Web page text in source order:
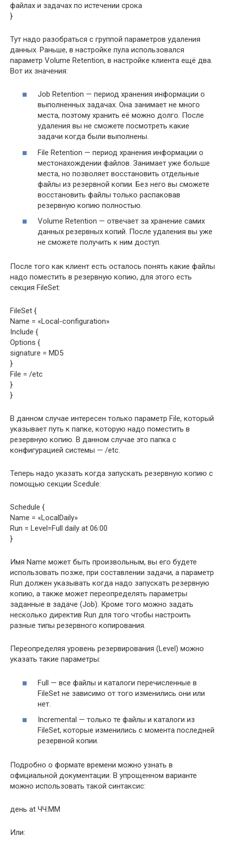
файлах и задачах по истечении срока
}
Тут надо разобраться с группой параметров удаления
данных. Раньше, в настройке пула использовался
параметр Volume Retention, в настройке клиента ещё два.
Вот их значения:
Job Retention — период хранения информации о
выполненных задачах. Она занимает не много
места, поэтому хранить её можно долго. После
удаления вы не сможете посмотреть какие
задачи когда были выполнены.
File Retention — период хранения информации о
местонахождении файлов. Занимает уже больше
места, но позволяет восстановить отдельные
файлы из резервной копии. Без него вы сможете
восстановить файлы только распаковав
резервную копию полностью.
Volume Retention — отвечает за хранение самих
данных резервных копий. После удаления вы уже
не сможете получить к ним доступ.
После того как клиент есть осталось понять какие файлы
надо поместить в резервную копию, для этого есть
секция FileSet:
FileSet {
Name = «Local-configuration»
Include {
Options {
signature = MD5
}
File = /etc
}
}
В данном случае интересен только параметр File, который
указывает путь к папке, которую надо поместить в
резервную копию. В данном случае это папка с
конфигурацией системы — /etc.
Теперь надо указать когда запускать резервную копию с
помощью секции Scedule:
Schedule {
Name = «LocalDaily»
Run = Level=Full daily at 06:00
}
Имя Name может быть произвольным, вы его будете
использовать позже, при составлении задачи, а параметр
Run должен указывать когда надо запускать резервную
копию, а также может переопределять параметры
заданные в задаче (Job). Кроме того можно задать
несколько директив Run для того чтобы настроить
разные типы резервного копирования.
Переопределяя уровень резервирования (Level) можно
указать такие параметры:
Full — все файлы и каталоги перечисленные в
FileSet не зависимо от того изменились они или
нет.
Incremental — только те файлы и каталоги из
FileSet, которые изменились с момента последней
резервной копии.
Подробно о формате времени можно узнать в
официальной документации. В упрощенном варианте
можно использовать такой синтаксис:
день at ЧЧ:ММ
Или: